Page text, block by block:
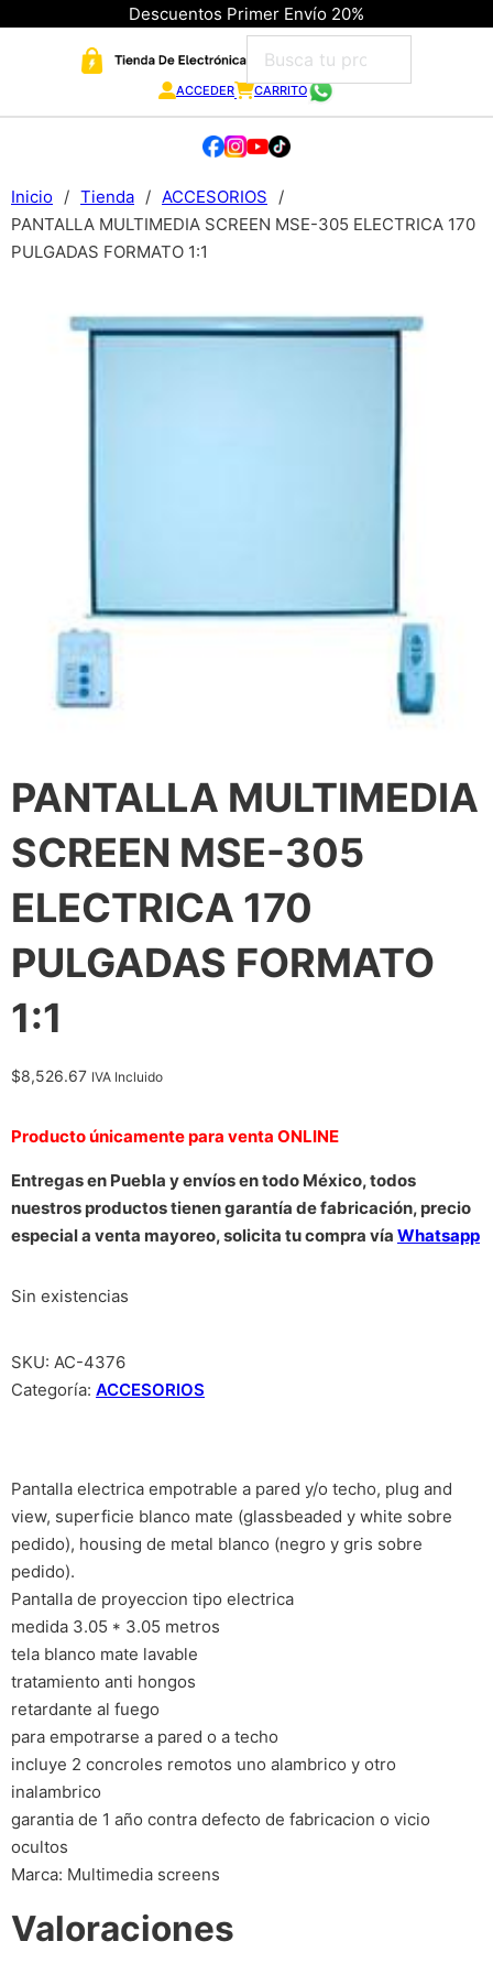
Descuentos Primer Envío 20%
ACCEDER CARRITO
Inicio / Tienda / ACCESORIOS
/
PANTALLA MULTIMEDIA SCREEN MSE-305 ELECTRICA 170
PULGADAS FORMATO 1:1
PANTALLA MULTIMEDIA
SCREEN MSE-305
ELECTRICA 170
PULGADAS FORMATO
1:1
$8,526.67 IVA Incluido
Producto únicamente para venta ONLINE
Entregas en Puebla y envíos en todo México, todos
nuestros productos tienen garantía de fabricación, precio
especial a venta mayoreo, solicita tu compra vía Whatsapp
Sin existencias
SKU: AC-4376
Categoría: ACCESORIOS
Pantalla electrica empotrable a pared y/o techo, plug and
view, superficie blanco mate (glassbeaded y white sobre
pedido), housing de metal blanco (negro y gris sobre
pedido).
Pantalla de proyeccion tipo electrica
medida 3.05 * 3.05 metros
tela blanco mate lavable
tratamiento anti hongos
retardante al fuego
para empotrarse a pared o a techo
incluye 2 concroles remotos uno alambrico y otro
inalambrico
garantia de 1 año contra defecto de fabricacion o vicio
ocultos
Marca: Multimedia screens
Valoraciones